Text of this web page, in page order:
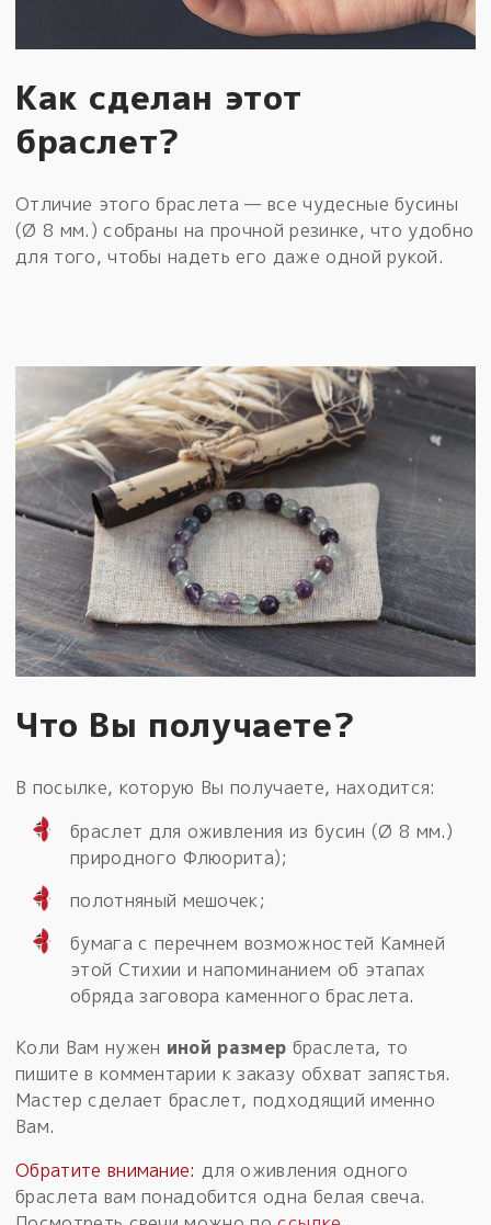
Как сделан этот
браслет?
Отличие этого браслета — все чудесные бусины
(Ø 8 мм.) собраны на прочной резинке, что удобно
для того, чтобы надеть его даже одной рукой.
Что Вы получаете?
В посылке, которую Вы получаете, находится:
браслет для оживления из бусин (Ø 8 мм.)
природного Флюорита);
полотняный мешочек;
бумага с перечнем возможностей Камней
этой Стихии и напоминанием об этапах
обряда заговора каменного браслета.
Коли Вам нужен иной размер браслета, то
пишите в комментарии к заказу обхват запястья.
Мастер сделает браслет, подходящий именно
Вам.
Обратите внимание: для оживления одного
браслета вам понадобится одна белая свеча.